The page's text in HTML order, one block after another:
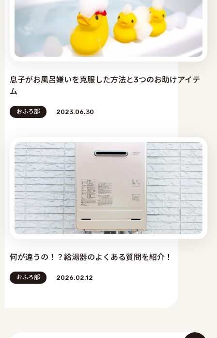
息子がお風呂嫌いを克服した方法と3つのお助けアイテ
ム
おふろ部 2023.06.30
何が違うの！？給湯器のよくある質問を紹介！
おふろ部 2026.02.12